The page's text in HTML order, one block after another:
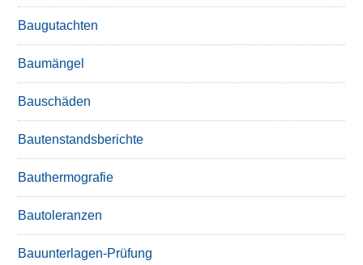
Baugutachten
Baumängel
Bauschäden
Bautenstandsberichte
Bauthermografie
Bautoleranzen
Bauunterlagen-Prüfung